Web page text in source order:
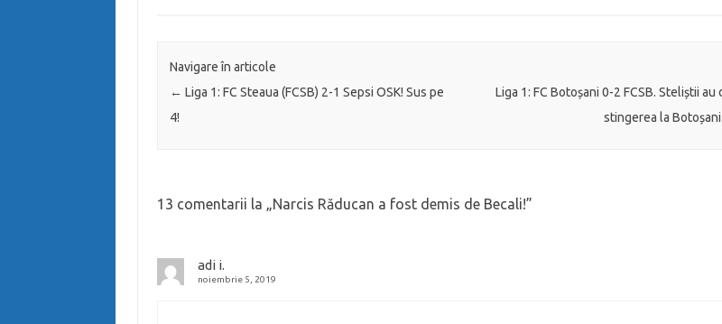
Navigare în articole
← Liga 1: FC Steaua (FCSB) 2-1 Sepsi OSK! Sus pe
4!
Liga 1: FC Botoșani 0-2 FCSB. Steliștii au
stingerea la Botoșani
13 comentarii la „ Narcis Răducan a fost demis de Becali!”
adi i.
noiembrie 5, 2019